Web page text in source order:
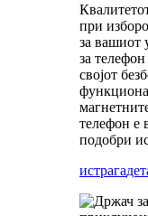
при
за вашиот
за
својот
телефон е
подобри
истрага